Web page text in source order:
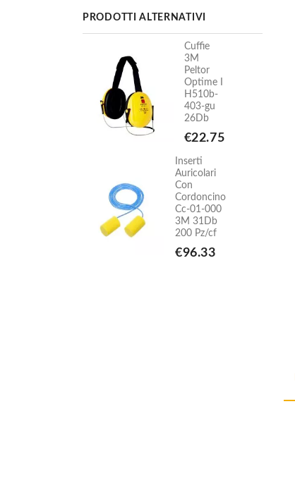
PRODOTTI ALTERNATIVI
Cuffie
3M
Peltor
Optime I
H510b-
403-gu
26Db
€22.75
Inserti
Auricolari
Con
Cordoncino
Cc-01-000
3M 31Db
200 Pz/cf
€96.33